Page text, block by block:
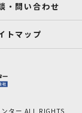
・問い合わせ
トマップ
ター ALL RIGHTS